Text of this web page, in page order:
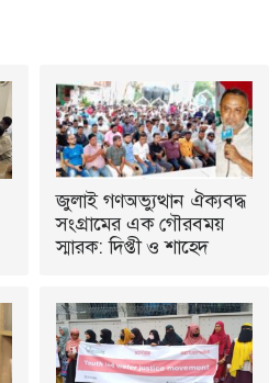
জুলাই গণঅভ্যুত্থান ঐক্যবদ্ধ
সংগ্রামের এক গৌরবময়
স্মারক: দিপ্তী ও শাহেদ